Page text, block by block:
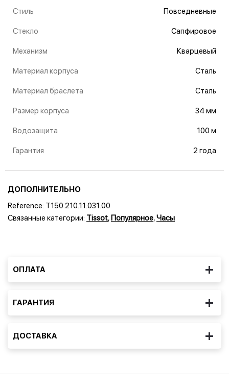
Стиль Повседневные
Стекло Сапфировое
Механизм Кварцевый
Материал корпуса Сталь
Материал браслета Сталь
Размер корпуса 34 мм
Водозащита 100 м
Гарантия 2 года
ДОПОЛНИТЕЛЬНО
Reference: T150.210.11.031.00
Связанные категории: Tissot, Популярное,Часы
ОПЛАТА
ГАРАНТИЯ
ДОСТАВКА